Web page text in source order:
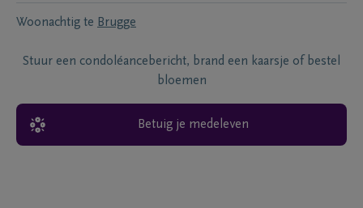
Woonachtig te Brugge
Stuur een condoléancebericht, brand een kaarsje of bestel
bloemen
Betuig je medeleven